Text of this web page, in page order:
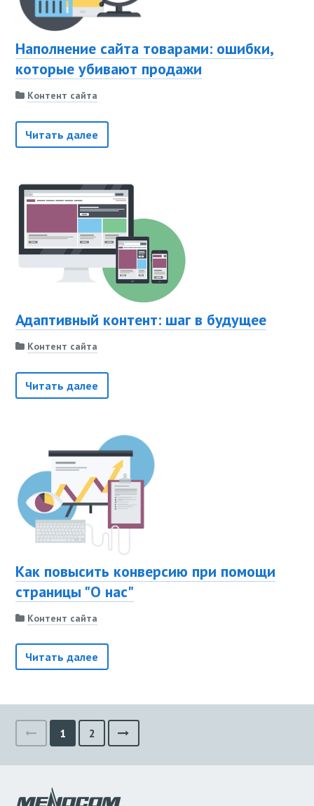
Наполнение сайта товарами: ошибки,
которые убивают продажи
Контент сайта
Читать далее
Адаптивный контент: шаг в будущее
Контент сайта
Читать далее
Как повысить конверсию при помощи
страницы "О нас"
Контент сайта
Читать далее
1 2